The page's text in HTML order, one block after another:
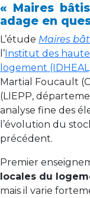
« Maires
adage en
L’étude Maires
l’Institut des
logement
Martial Foucault
(LIEPP,
analyse fine des
l’évolution du
précédent.
Premier
locales du
mais il varie